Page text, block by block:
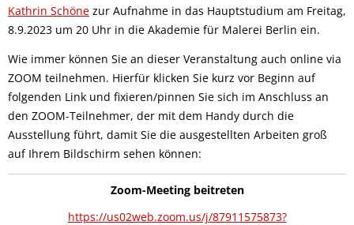
Kathrin Schöne zur Aufnahme in das Hauptstudium am Freitag,
8.9.2023 um 20 Uhr in die Akademie für Malerei Berlin ein.
Wie immer können Sie an dieser Veranstaltung auch online via
ZOOM teilnehmen. Hierfür klicken Sie kurz vor Beginn auf
folgenden Link und fixieren/pinnen Sie sich im Anschluss an
den ZOOM-Teilnehmer, der mit dem Handy durch die
Ausstellung führt, damit Sie die ausgestellten Arbeiten groß
auf Ihrem Bildschirm sehen können:
Zoom-Meeting beitreten
https://us02web.zoom.us/j/87911575873?